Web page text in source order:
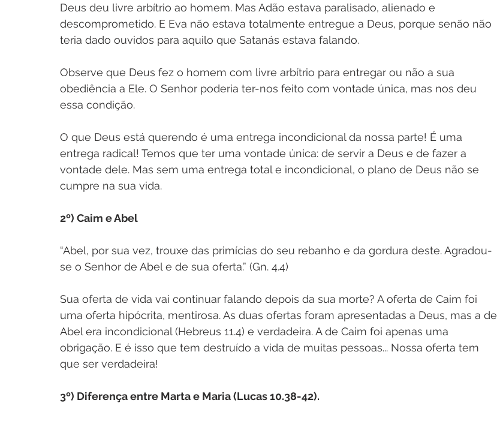
Deus deu livre arbítrio ao homem. Mas Adão estava paralisado, alienado e
descomprometido. E Eva não estava totalmente entregue a Deus, porque senão não
teria dado ouvidos para aquilo que Satanás estava falando.
Observe que Deus fez o homem com livre arbítrio para entregar ou não a sua
obediência a Ele. O Senhor poderia ter-nos feito com vontade única, mas nos deu
essa condição.
O que Deus está querendo é uma entrega incondicional da nossa parte! É uma
entrega radical! Temos que ter uma vontade única: de servir a Deus e de fazer a
vontade dele. Mas sem uma entrega total e incondicional, o plano de Deus não se
cumpre na sua vida.
2º) Caim e Abel
“Abel, por sua vez, trouxe das primícias do seu rebanho e da gordura deste. Agradou-
se o Senhor de Abel e de sua oferta.” (Gn. 4.4)
Sua oferta de vida vai continuar falando depois da sua morte? A oferta de Caim foi
uma oferta hipócrita, mentirosa. As duas ofertas foram apresentadas a Deus, mas a de
Abel era incondicional (Hebreus 11.4) e verdadeira. A de Caim foi apenas uma
obrigação. E é isso que tem destruído a vida de muitas pessoas... Nossa oferta tem
que ser verdadeira!
3º) Diferença entre Marta e Maria (Lucas 10.38-42).